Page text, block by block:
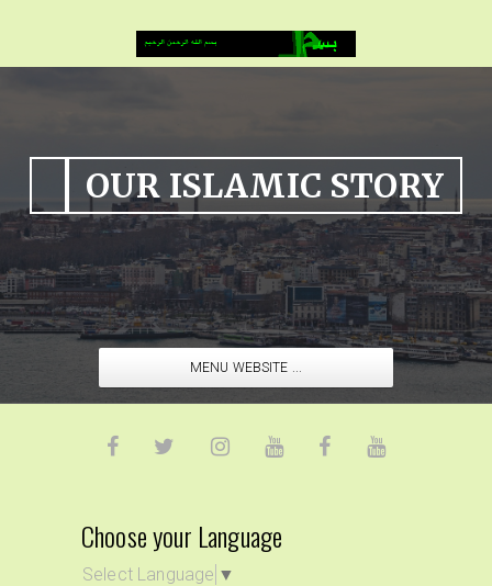
OUR ISLAMIC STORY
MENU WEBSITE ...
Choose your Language
Select Language ▼